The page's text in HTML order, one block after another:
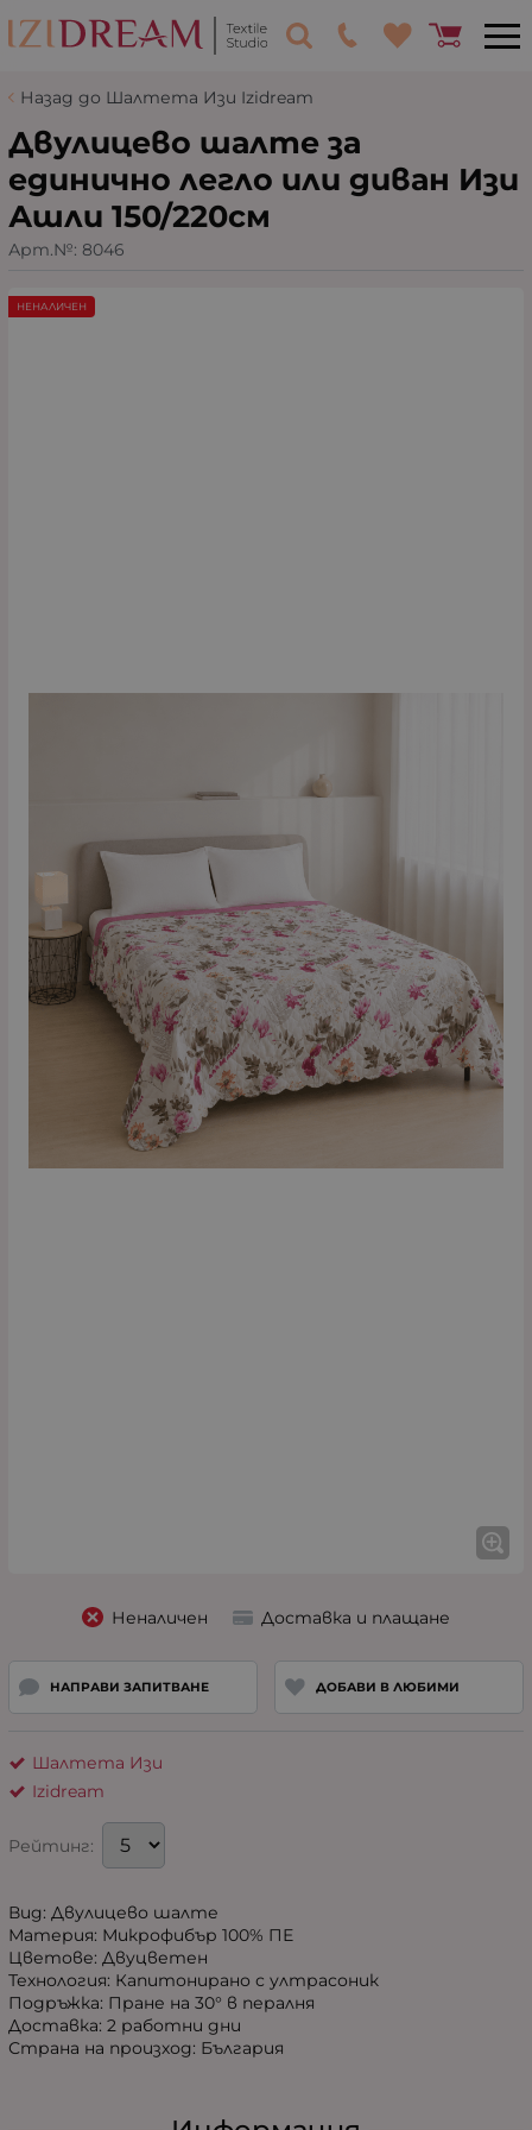
Назад до Шалтета Изи Izidream
Двулицево шалте за
единично легло или диван Изи
Ашли 150/220см
Арт.№: 8046
НЕНАЛИЧЕН
Неналичен Доставка и плащане
НАПРАВИ ЗАПИТВАНЕ ДОБАВИ В ЛЮБИМИ
Шалтета Изи
Izidream
Рейтинг:
Вид: Двулицево шалте
Материя: Микрофибър 100% ПЕ
Цветове: Двуцветен
Технология: Капитонирано с ултрасоник
Подръжка: Пране на 30° в пералня
Доставка: 2 работни дни
Страна на произход: България